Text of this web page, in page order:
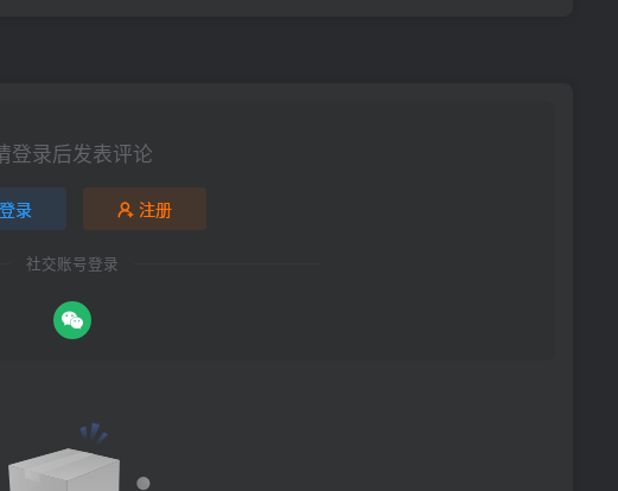
登录后发表评论
登录 注册
社交账号登录